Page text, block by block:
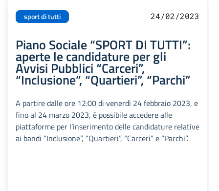
sport di tutti 24/02/2023
Piano Sociale “SPORT DI TUTTI”:
aperte le candidature per gli
Avvisi Pubblici “Carceri”,
“Inclusione”, “Quartieri”, “Parchi”
A partire dalle ore 12:00 di venerdì 24 febbraio 2023, e
fino al 24 marzo 2023, è possibile accedere alle
piattaforme per l’inserimento delle candidature relative
ai bandi “Inclusione”, “Quartieri”, “Carceri” e “Parchi”.